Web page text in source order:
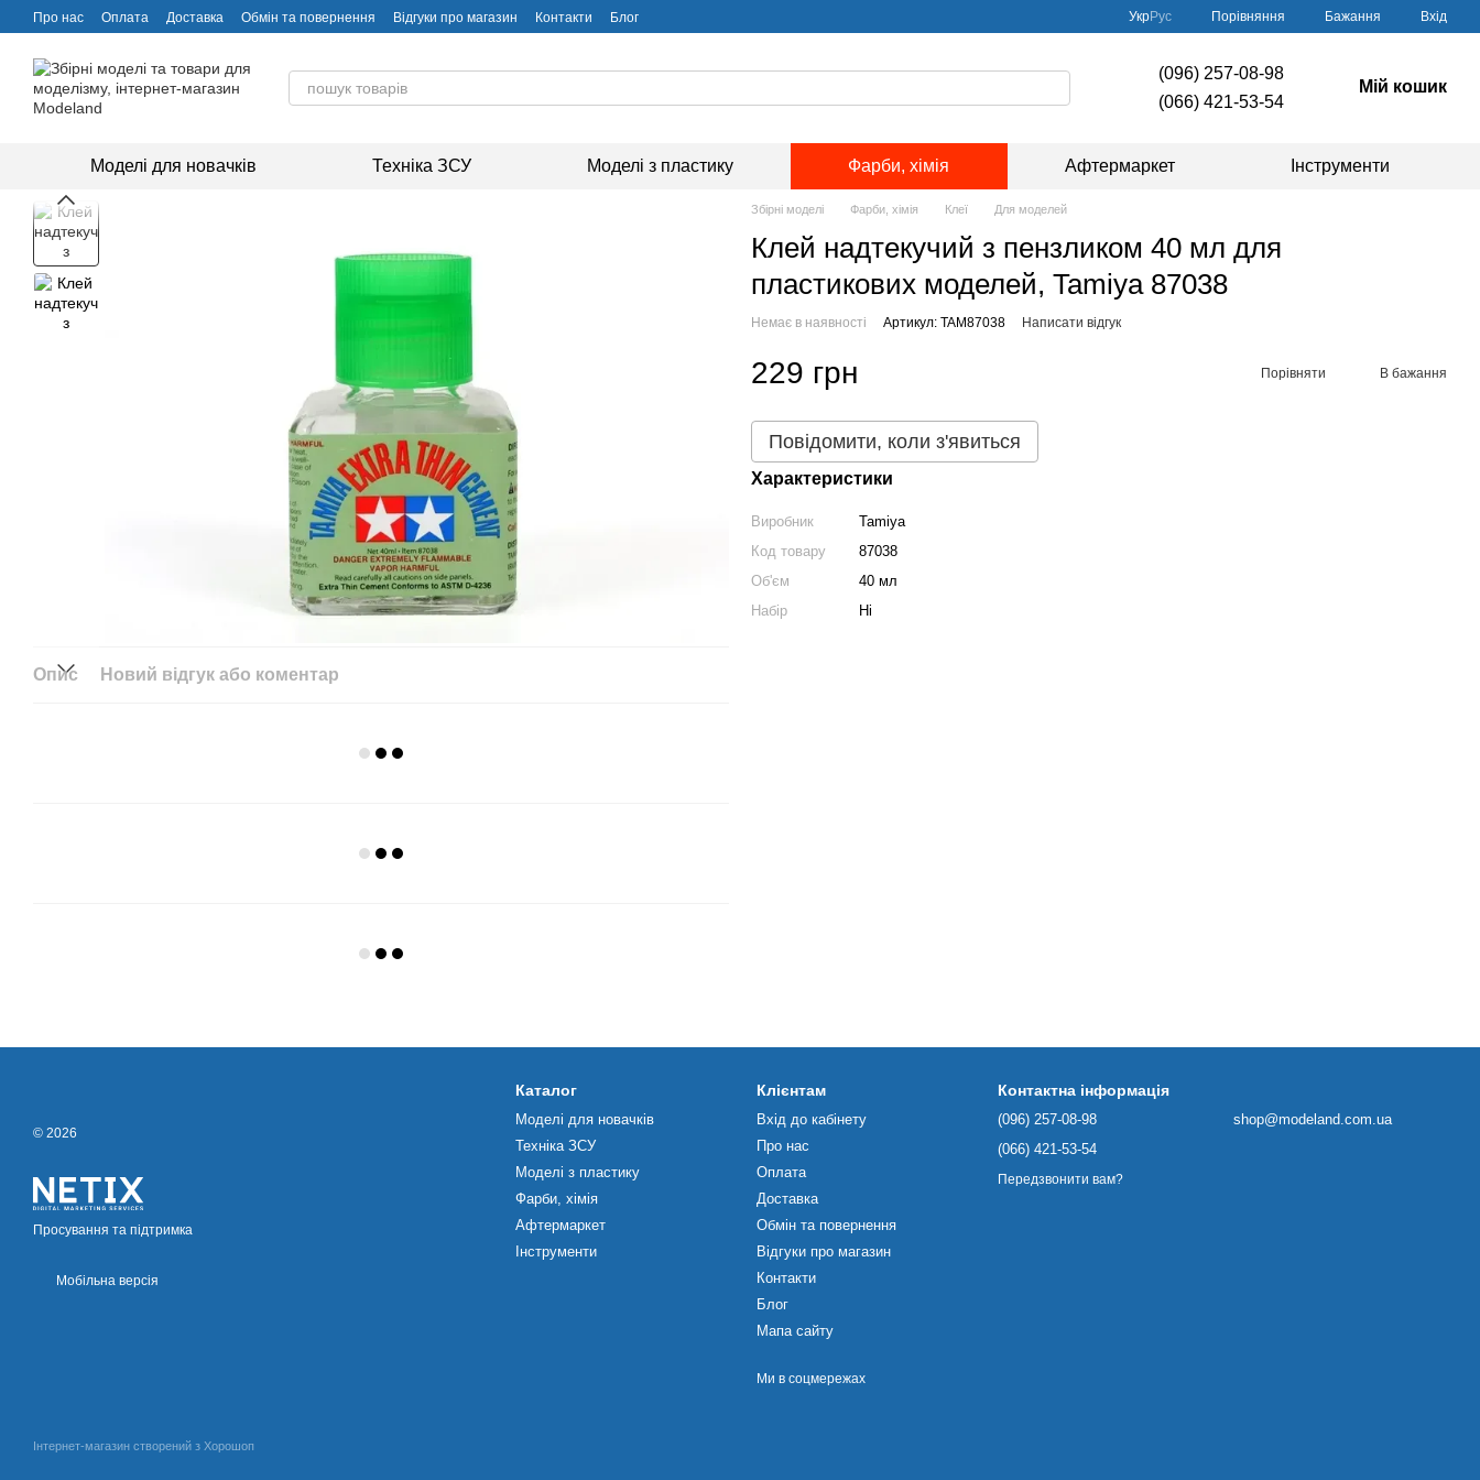
Перейти до основного контенту
Про нас Оплата Доставка Обмін та повернення Відгуки про магазин Контакти Блог УкрРус Порівняння Бажання Вхід
(096) 257-08-98
(066) 421-53-54
Мій кошик
Моделі для новачків Техніка ЗСУ Моделі з пластику Фарби, хімія Афтермаркет Інструменти
Опис Новий відгук або коментар
Збірні моделі Фарби, хімія Клеї Для моделей
Клей надтекучий з пензликом 40 мл для
пластикових моделей, Tamiya 87038
Немає в наявності Артикул: TAM87038 Написати відгук
229 грн Порівняти В бажання
Повідомити, коли з'явиться
Характеристики
Виробник
Tamiya
Код товару
87038
Об'єм
40 мл
Набір
Ні
© 2026
Просування та підтримка
Мобільна версія
Інтернет-магазин створений з Хорошоп
Каталог
Моделі для новачків
Техніка ЗСУ
Моделі з пластику
Фарби, хімія
Афтермаркет
Інструменти
Клієнтам
Вхід до кабінету
Про нас
Оплата
Доставка
Обмін та повернення
Відгуки про магазин
Контакти
Блог
Мапа сайту
Ми в соцмережах
Контактна інформація
(096) 257-08-98
(066) 421-53-54
Передзвонити вам?
shop@modeland.com.ua